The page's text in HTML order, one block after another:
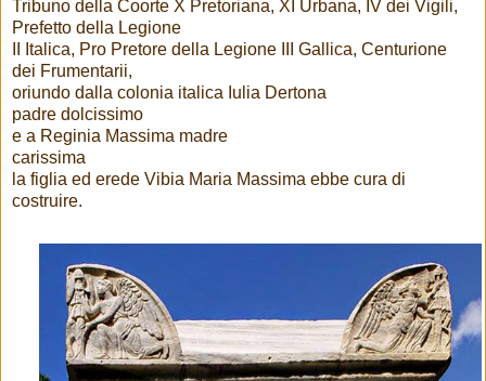
Tribuno della Coorte X Pretoriana, XI Urbana, IV dei Vigili,
Prefetto della Legione
II Italica, Pro Pretore della Legione III Gallica, Centurione
dei Frumentarii,
oriundo dalla colonia italica Iulia Dertona
padre dolcissimo
e a Reginia Massima madre
carissima
la figlia ed erede Vibia Maria Massima ebbe cura di
costruire.